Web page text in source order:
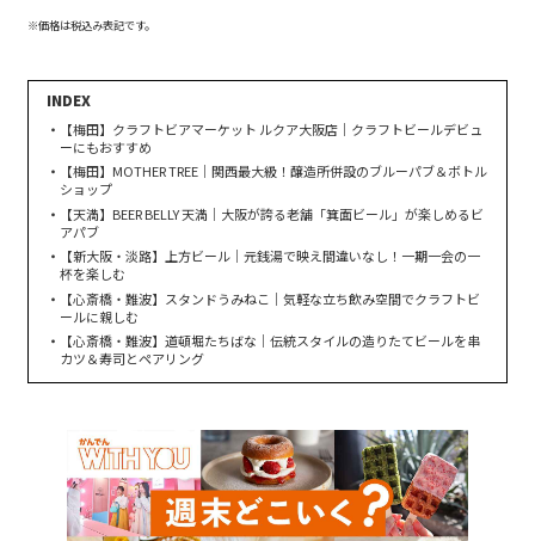
※価格は税込み表記です。
【梅田】クラフトビアマーケット ルクア大阪店｜クラフトビールデビュ
ーにもおすすめ
【梅田】MOTHER TREE｜関西最大級！醸造所併設のブルーパブ＆ボトル
ショップ
【天満】BEER BELLY 天満｜大阪が誇る老舗「箕面ビール」が楽しめるビ
アパブ
【新大阪・淡路】上方ビール｜元銭湯で映え間違いなし！一期一会の一
杯を楽しむ
【心斎橋・難波】スタンドうみねこ｜気軽な立ち飲み空間でクラフトビ
ールに親しむ
【心斎橋・難波】道頓堀たちばな｜伝統スタイルの造りたてビールを串
カツ＆寿司とペアリング